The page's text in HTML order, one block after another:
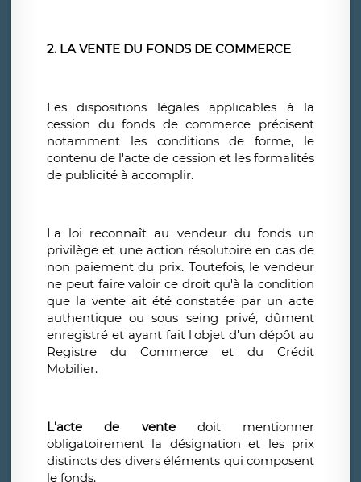
2. LA VENTE DU FONDS DE COMMERCE
Les dispositions légales applicables à la
cession du fonds de commerce précisent
notamment les conditions de forme, le
contenu de l'acte de cession et les formalités
de publicité à accomplir.
La loi reconnaît au vendeur du fonds un
privilège et une action résolutoire en cas de
non paiement du prix. Toutefois, le vendeur
ne peut faire valoir ce droit qu'à la condition
que la vente ait été constatée par un acte
authentique ou sous seing privé, dûment
enregistré et ayant fait l'objet d'un dépôt au
Registre du Commerce et du Crédit
Mobilier.
L'acte de vente doit mentionner
obligatoirement la désignation et les prix
distincts des divers éléments qui composent
le fonds.